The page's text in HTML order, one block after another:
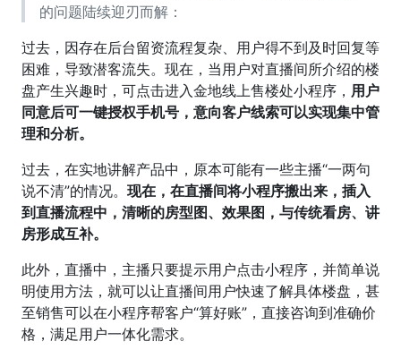
的问题陆续迎刃而解：
过去，因存在后台留资流程复杂、用户得不到及时回复等
困难，导致潜客流失。现在，当用户对直播间所介绍的楼
盘产生兴趣时，可点击进入金地线上售楼处小程序， 用户
同意后可一键授权手机号，意向客户线索可以实现集中管
理和分析。
过去，在实地讲解产品中，原本可能有一些主播“一两句
说不清”的情况。 现在，在直播间将小程序搬出来，插入
到直播流程中，清晰的房型图、效果图，与传统看房、讲
房形成互补。
此外，直播中，主播只要提示用户点击小程序，并简单说
明使用方法，就可以让直播间用户快速了解具体楼盘，甚
至销售可以在小程序帮客户“算好账”，直接咨询到准确价
格，满足用户一体化需求。